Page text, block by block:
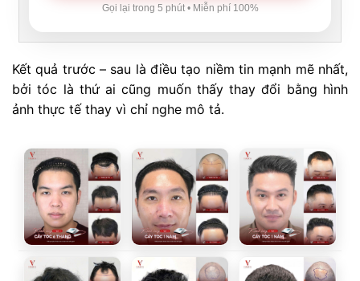
Gọi lại trong 5 phút • Miễn phí 100%
Kết quả trước – sau là điều tạo niềm tin mạnh mẽ nhất,
bởi tóc là thứ ai cũng muốn thấy thay đổi bằng hình
ảnh thực tế thay vì chỉ nghe mô tả.